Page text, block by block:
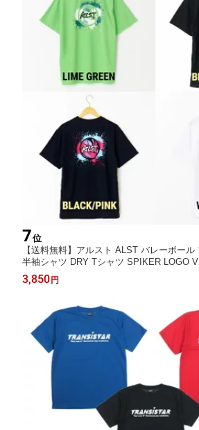
7位
【送料無料】アルスト ALST バレーボー
半袖シャツ DRY Tシャツ SPIKER LOGO
ック×ピンク 練習着
3,850円